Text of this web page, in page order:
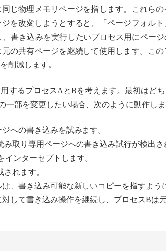
じ物理メモリページを指します。これら
を改変しようとすると、「ページフォル
書き込みを実行したいプロセス用にペー
の共有ページを継続して使用します。こ
削減します。
するプロセスAとBを考えます。最初はど
一部を変更したい場合、次のように動作しま
への書き込みを試みます。
取り専用ページへの書き込み試行が検出さ
インターセプトします。
れます。
、書き込み可能な新しいコピーを指すよう
して書き込み操作を継続し、プロセスBは